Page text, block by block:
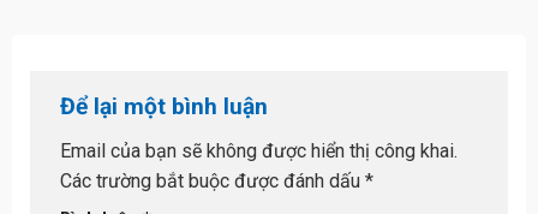
Để lại một bình luận
Email của bạn sẽ không được hiển thị công khai.
Các trường bắt buộc được đánh dấu *